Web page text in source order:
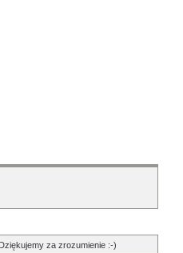
za zrozumienie :-)